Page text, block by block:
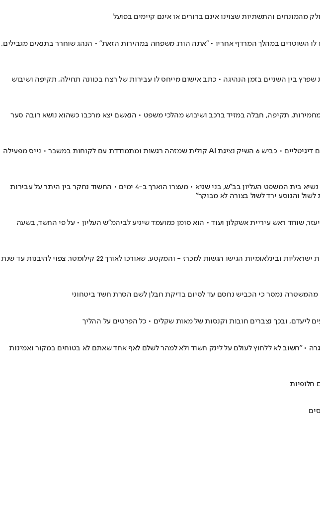
מהמונחים והתשתיות שצוינו אינם ברורים או אינם קיימים בפועל
קמ"ש בכביש 6 - וסיכן חיי אדם • "לאן אתה טס?", כרזו לו השוטרים במהלך המרדף אחריו • "אתה הורג משפחה במהירות הזאת" • הנהג שוחרר בתנאים מגבילים,
בין השניים בזמן הנהיגה • כתב אישום מייחס לו עבירות של רצח בכוונה תחילה, תקיפה ושיבוש
תקיפה, חבלה במזיד ברכב ושיבוש מהלכי משפט • הנאשם יצא מרכבו כשהוא נושא רובה סער
חברות ישראליות מובילות משלבות בינה מלאכותית בשירות לקוחות • בבזק כ-50% מהפניות נפתרות כיום בתהליכים דיגיטליים • כביש 6 השיק נציגת AI קולית שמזהה רגשות ומתמודדת עם לקוחות במשבר • נייס מפעילה
שוקה בן שושן נלקח לחקירה בעקבות החשד כי במהלך התאונה הקטלנית בכביש 6 בה לקח חלק, הוביל להריגתו של נשיא בית המשפט העליון בב"ש, בני שגיא • מעצרו הוארך ב-4 ימים • החשוד נחקר בין היתר על עבירות
והנוסע ירד לשול בצורה לא מבוקר"
שוחד ראש עיריית אשקלון ועוד • הוא סומן כמועמד שיגיע לביהמ"ש העליון • על פי החשד, בשעה
התקדמות נרשמה בהקמת המקטע הנוסף בכביש 6 - ממחלף סומך ועד לבית העמק • שש קבוצות המורכבות מחברות ישראליות ובינלאומיות הגישו הגשות למכרז - והמקטע, שאורכו לאורך 22 קילומטר, צפוי להיבנות עד שנת
ליעדם, ובכך נצברים חובות וקנסות של מאות שקלים • כל הפרטים על ההליך
• "חשוב לא ללחוץ לעולם על לינק חשוד ולא למהר לשלם לאף אחד שאתם לא בטוחים במקור ואמינות
חלופיות